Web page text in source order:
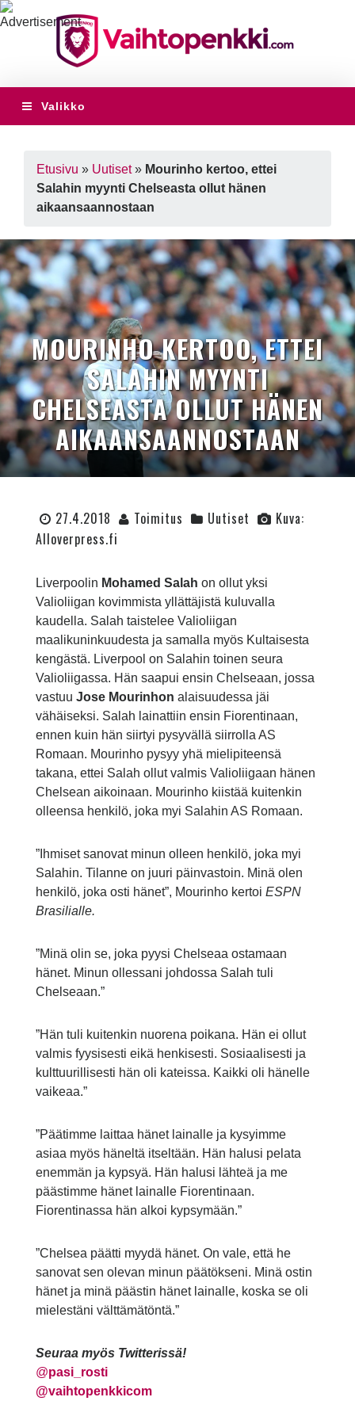
Valikko
Etusivu » Uutiset» Mourinho kertoo, ettei
Salahin myynti Chelseasta ollut hänen
aikaansaannostaan
MOURINHO KERTOO, ETTEI
SALAHIN MYYNTI
CHELSEASTA OLLUT HÄNEN
AIKAANSAANNOSTAAN
27.4.2018 Toimitus Uutiset
Kuva:
Alloverpress.fi
Liverpoolin Mohamed Salah on ollut yksi
Valioliigan kovimmista yllättäjistä kuluvalla
kaudella. Salah taistelee Valioliigan
maalikuninkuudesta ja samalla myös Kultaisesta
kengästä. Liverpool on Salahin toinen seura
Valioliigassa. Hän saapui ensin Chelseaan, jossa
vastuu Jose Mourinhon alaisuudessa jäi
vähäiseksi. Salah lainattiin ensin Fiorentinaan,
ennen kuin hän siirtyi pysyvällä siirrolla AS
Romaan. Mourinho pysyy yhä mielipiteensä
takana, ettei Salah ollut valmis Valioliigaan hänen
Chelsean aikoinaan. Mourinho kiistää kuitenkin
olleensa henkilö, joka myi Salahin AS Romaan.
”Ihmiset sanovat minun olleen henkilö, joka myi
Salahin. Tilanne on juuri päinvastoin. Minä olen
henkilö, joka osti hänet”, Mourinho kertoi ESPN
Brasilialle.
”Minä olin se, joka pyysi Chelseaa ostamaan
hänet. Minun ollessani johdossa Salah tuli
Chelseaan.”
”Hän tuli kuitenkin nuorena poikana. Hän ei ollut
valmis fyysisesti eikä henkisesti. Sosiaalisesti ja
kulttuurillisesti hän oli kateissa. Kaikki oli hänelle
vaikeaa.”
”Päätimme laittaa hänet lainalle ja kysyimme
asiaa myös häneltä itseltään. Hän halusi pelata
enemmän ja kypsyä. Hän halusi lähteä ja me
päästimme hänet lainalle Fiorentinaan.
Fiorentinassa hän alkoi kypsymään.”
”Chelsea päätti myydä hänet. On vale, että he
sanovat sen olevan minun päätökseni. Minä ostin
hänet ja minä päästin hänet lainalle, koska se oli
mielestäni välttämätöntä.”
Seuraa myös Twitterissä!
@pasi_rosti
@vaihtopenkkicom